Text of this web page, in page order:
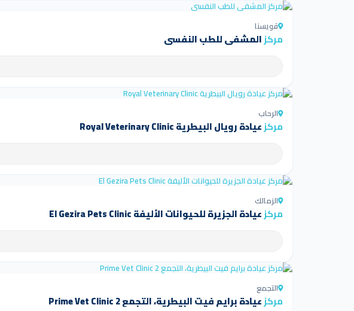
قويسنا
مركزالمشفى للطب النفسي
الرحاب
مركزعيادة رويال البيطرية Royal Veterinary Clinic
الزمالك
مركزعيادة الجزيرة للحيوانات الأليفة El Gezira Pets Clinic
التجمع
مركزعيادة برايم فيت البيطرية، التجمع Prime Vet Clinic 2